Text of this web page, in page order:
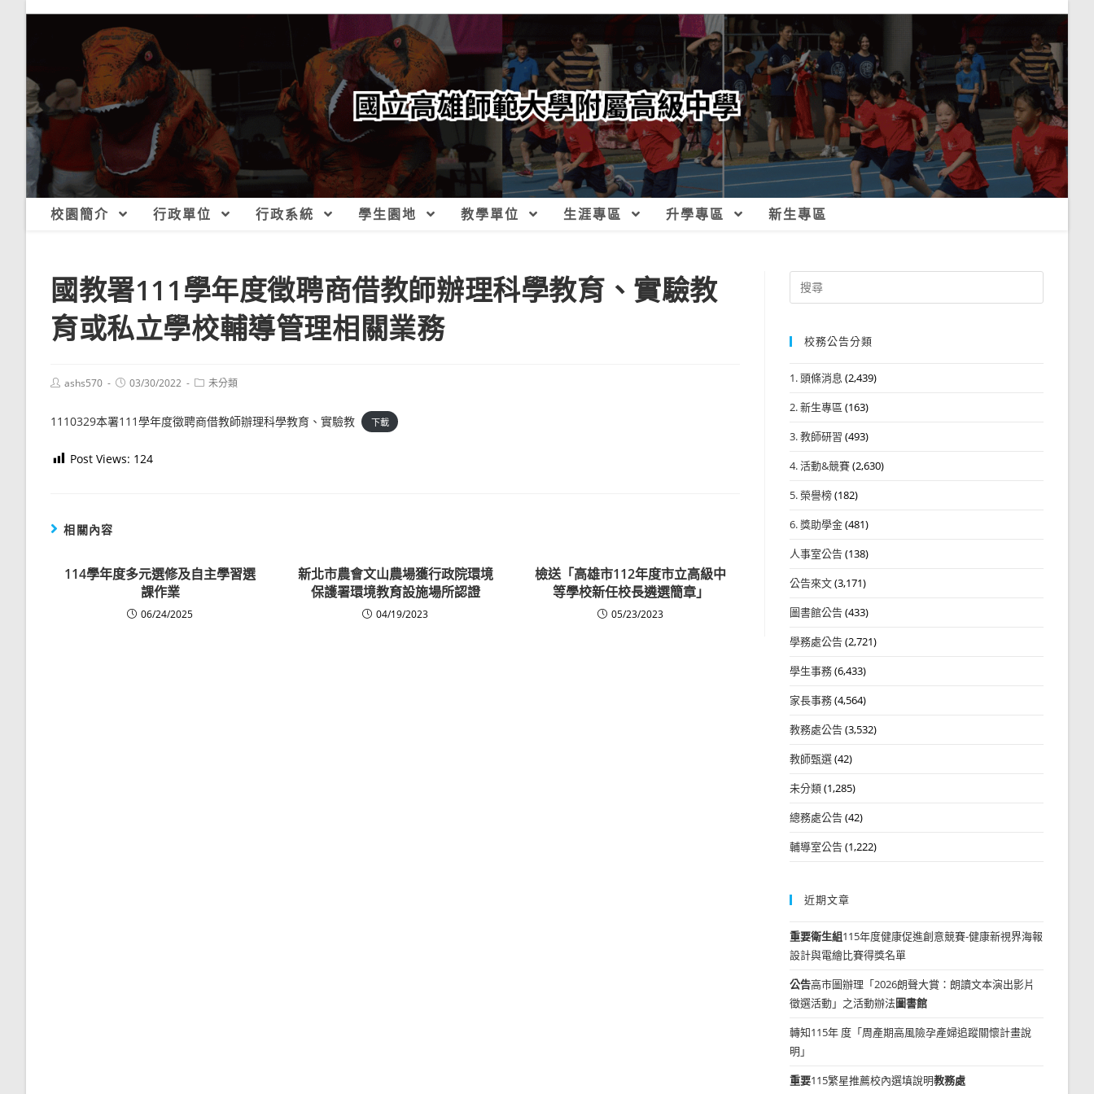
校園簡介 行政單位 行政系統 學生園地 教學單位 生涯專區 升學專區 新生專區
國教署111學年度徵聘商借教師辦理科學教育、實驗教
育或私立學校輔導管理相關業務
Postashs570
Post03/30/2022
Post未分類
1110329本署111學年度徵聘商借教師辦理科學教育、實驗教 下載
Post Views: 124
相關內容
114學年度多元選修及自主學習選
課作業
06/24/2025
新北市農會文山農場獲行政院環境
保護署環境教育設施場所認證
04/19/2023
檢送「高雄市112年度市立高級中
等學校新任校長遴選簡章」
05/23/2023
Search
for:
校務公告分類
1. 頭條消息 (2,439)
2. 新生專區 (163)
3. 教師研習 (493)
4. 活動&競賽(2,630)
5. 榮譽榜(182)
6. 獎助學金(481)
人事室公告(138)
公告來文(3,171)
圖書館公告(433)
學務處公告(2,721)
學生事務(6,433)
家長事務(4,564)
教務處公告(3,532)
教師甄選(42)
未分類(1,285)
總務處公告(42)
輔導室公告(1,222)
近期文章
重要衛生組115年度健康促進創意競賽-健康新視界海報
設計與電繪比賽得獎名單
公告高市圖辦理「2026朗聲大賞：朗讀文本演出影片
徵選活動」之活動辦法圖書館
轉知115年 度「周產期高風險孕產婦追蹤關懷計畫說
明」
重要115繁星推薦校內選填說明教務處